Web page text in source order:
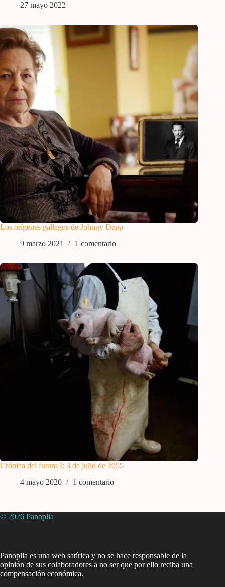
27 mayo 2022
Los orígenes gallegos de Johnny Depp
9 marzo 2021
1 comentario
Crónica del futuro I: 3 de julio de 2055
4 mayo 2020
1 comentario
© 2026 Panoplia
Panoplia es una web satírica y no se hace responsable de la
opinión de sus colaboradores a no ser que por ello reciba una
compensación económica.